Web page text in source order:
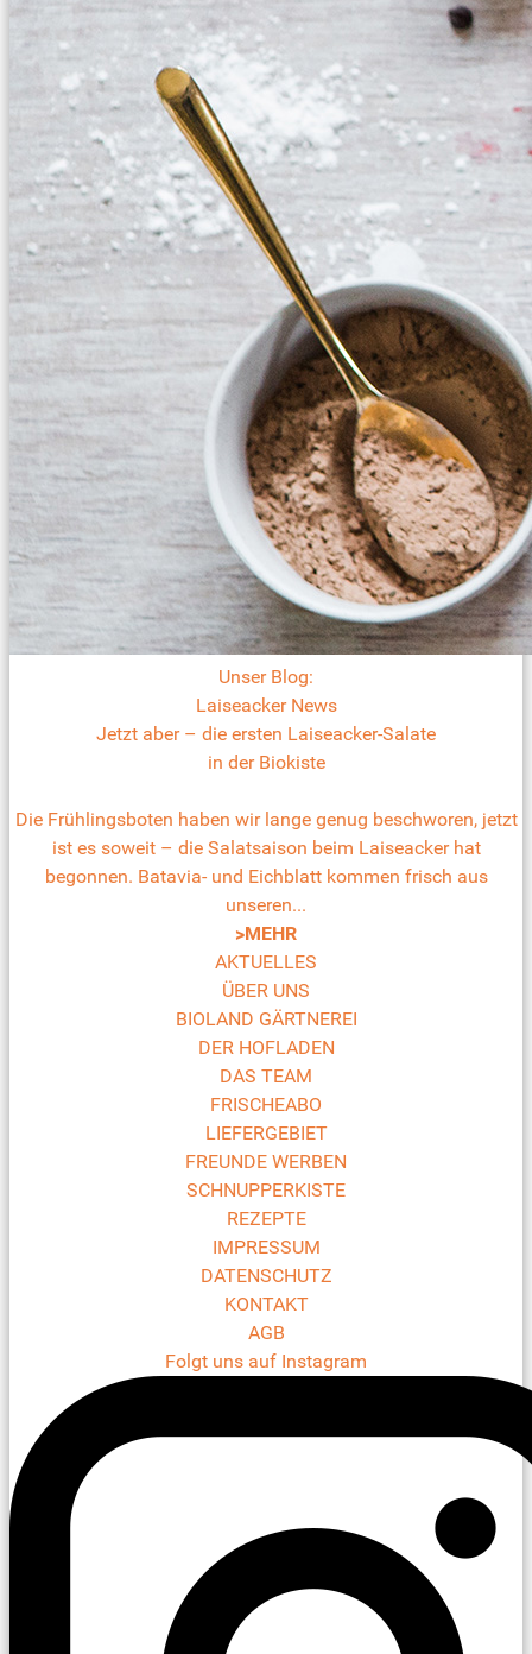
Unser Blog:
Laiseacker News
Jetzt aber – die ersten Laiseacker-Salate
in der Biokiste
Die Frühlingsboten haben wir lange genug beschworen, jetzt
ist es soweit – die Salatsaison beim Laiseacker hat
begonnen. Batavia- und Eichblatt kommen frisch aus
unseren...
>MEHR
AKTUELLES
ÜBER UNS
BIOLAND GÄRTNEREI
DER HOFLADEN
DAS TEAM
FRISCHEABO
LIEFERGEBIET
FREUNDE WERBEN
SCHNUPPERKISTE
REZEPTE
IMPRESSUM
DATENSCHUTZ
KONTAKT
AGB
Folgt uns auf Instagram